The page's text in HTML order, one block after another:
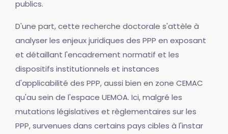
publics.
D'une part, cette recherche doctorale s'attèle à
analyser les enjeux juridiques des PPP en exposant
et détaillant l'encadrement normatif et les
dispositifs institutionnels et instances
d'applicabilité des PPP, aussi bien en zone CEMAC
qu'au sein de l'espace UEMOA. Ici, malgré les
mutations législatives et règlementaires sur les
PPP, survenues dans certains pays cibles à l'instar